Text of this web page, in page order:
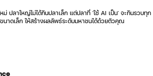
ม่ ปลาใหญ่ไม่ได้กินปลาเล็ก แต่ปลาที่ 'ใช้ AI เป็น' จะกินรวบทุก
าดเล็ก ให้สร้างผลลัพธ์ระดับมหาชนได้ด้วยตัวคุณ